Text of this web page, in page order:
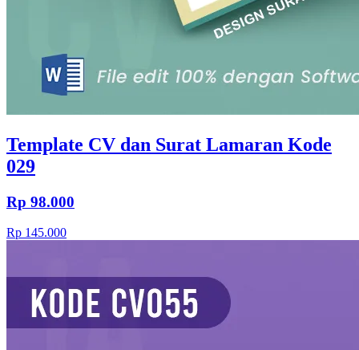
Template CV dan Surat Lamaran Kode
029
Rp 98.000
Rp 145.000